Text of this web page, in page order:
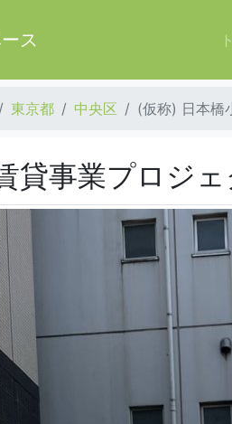
ス
東京都 中央区 (仮称) 日本橋
貸事業プロジ